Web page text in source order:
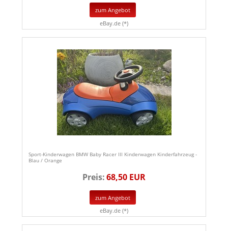
zum Angebot
eBay.de (*)
Sport-Kinderwagen BMW Baby Racer III Kinderwagen Kinderfahrzeug -
Blau / Orange
Preis:68,50 EUR
zum Angebot
eBay.de (*)